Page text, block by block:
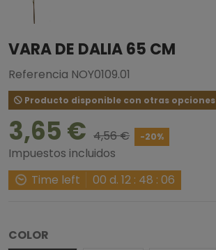
VARA DE DALIA 65 CM
Referencia NOY0109.01
Producto disponible con otras opciones
3,65 € 4,56 € -20%
Impuestos incluidos
Time left
00 d. 12: 48 : 06
COLOR